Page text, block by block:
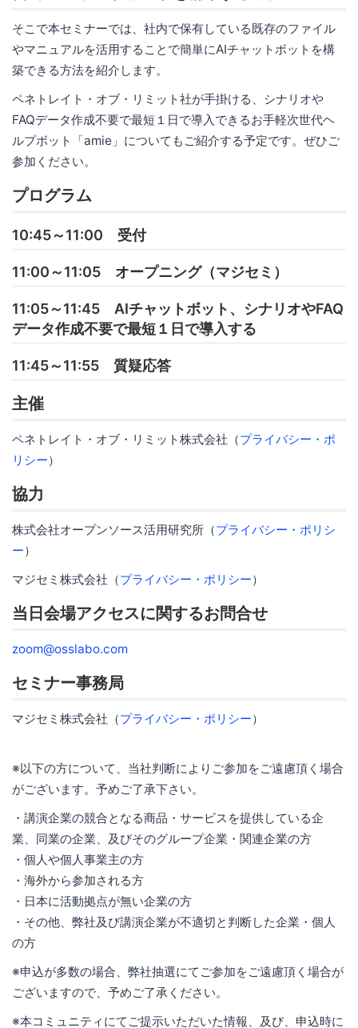
そこで本セミナーでは、社内で保有している既存のファイル
やマニュアルを活用することで簡単にAIチャットボットを構
築できる方法を紹介します。
ペネトレイト・オブ・リミット社が手掛ける、シナリオや
FAQデータ作成不要で最短１日で導入できるお手軽次世代ヘ
ルプボット「amie」についてもご紹介する予定です。ぜひご
参加ください。
プログラム
10:45～11:00 受付
11:00～11:05 オープニング（マジセミ）
11:05～11:45 AIチャットボット、シナリオやFAQ
データ作成不要で最短１日で導入する
11:45～11:55 質疑応答
主催
ペネトレイト・オブ・リミット株式会社（プライバシー・ポ
リシー）
協力
株式会社オープンソース活用研究所（プライバシー・ポリシ
ー）
マジセミ株式会社（プライバシー・ポリシー）
当日会場アクセスに関するお問合せ
zoom@osslabo.com
セミナー事務局
マジセミ株式会社（プライバシー・ポリシー）
※以下の方について、当社判断によりご参加をご遠慮頂く場合
がございます。予めご了承下さい。
・講演企業の競合となる商品・サービスを提供している企
業、同業の企業、及びそのグループ企業・関連企業の方
・個人や個人事業主の方
・海外から参加される方
・日本に活動拠点が無い企業の方
・その他、弊社及び講演企業が不適切と判断した企業・個人
の方
※申込が多数の場合、弊社抽選にてご参加をご遠慮頂く場合が
ございますので、予めご了承ください。
※本コミュニティにてご提示いただいた情報、及び、申込時に